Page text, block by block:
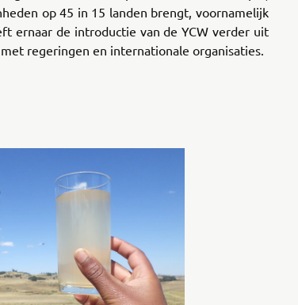
op 45 in 15 landen brengt, voornamelijk
ernaar de introductie van de YCW verder uit
regeringen en internationale organisaties.